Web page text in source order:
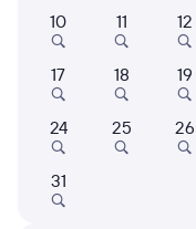
Когда
Кто едет
10 11 12
17 18 19
24 25 26
31